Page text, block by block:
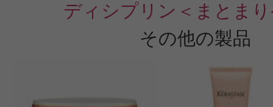
CT会員様は、
マイページの「購
らクチコミ投稿すると1 商品に
ディシプリン＜まとま
その他の製品